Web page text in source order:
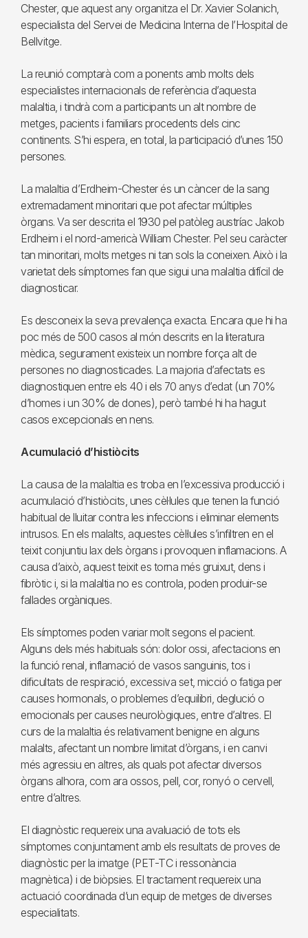
Chester, que aquest any organitza el Dr. Xavier Solanich,
especialista del Servei de Medicina Interna de l’Hospital de
Bellvitge.
La reunió comptarà com a ponents amb molts dels
especialistes internacionals de referència d’aquesta
malaltia, i tindrà com a participants un alt nombre de
metges, pacients i familiars procedents dels cinc
continents. S’hi espera, en total, la participació d’unes 150
persones.
La malaltia d’Erdheim-Chester és un càncer de la sang
extremadament minoritari que pot afectar múltiples
òrgans. Va ser descrita el 1930 pel patòleg austríac Jakob
Erdheim i el nord-americà William Chester. Pel seu caràcter
tan minoritari, molts metges ni tan sols la coneixen. Això i la
varietat dels símptomes fan que sigui una malaltia difícil de
diagnosticar.
Es desconeix la seva prevalença exacta. Encara que hi ha
poc més de 500 casos al món descrits en la literatura
mèdica, segurament existeix un nombre força alt de
persones no diagnosticades. La majoria d’afectats es
diagnostiquen entre els 40 i els 70 anys d’edat (un 70%
d’homes i un 30% de dones), però també hi ha hagut
casos excepcionals en nens.
Acumulació d’histiòcits
La causa de la malaltia es troba en l’excessiva producció i
acumulació d’histiòcits, unes cèl·lules que tenen la funció
habitual de lluitar contra les infeccions i eliminar elements
intrusos. En els malalts, aquestes cèl·lules s’infiltren en el
teixit conjuntiu lax dels òrgans i provoquen inflamacions. A
causa d’això, aquest teixit es torna més gruixut, dens i
fibròtic i, si la malaltia no es controla, poden produir-se
fallades orgàniques.
Els símptomes poden variar molt segons el pacient.
Alguns dels més habituals són: dolor ossi, afectacions en
la funció renal, inflamació de vasos sanguinis, tos i
dificultats de respiració, excessiva set, micció o fatiga per
causes hormonals, o problemes d’equilibri, deglució o
emocionals per causes neurològiques, entre d’altres. El
curs de la malaltia és relativament benigne en alguns
malalts, afectant un nombre limitat d’òrgans, i en canvi
més agressiu en altres, als quals pot afectar diversos
òrgans alhora, com ara ossos, pell, cor, ronyó o cervell,
entre d’altres.
El diagnòstic requereix una avaluació de tots els
símptomes conjuntament amb els resultats de proves de
diagnòstic per la imatge (PET-TC i ressonància
magnètica) i de biòpsies. El tractament requereix una
actuació coordinada d’un equip de metges de diverses
especialitats.